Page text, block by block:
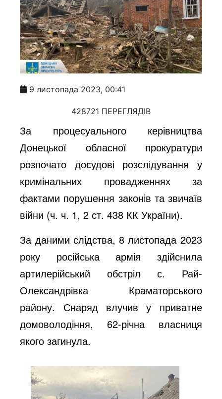
9 листопада 2023, 00:41
428721 ПЕРЕГЛЯДІВ
За процесуального керівництва
Донецької обласної прокуратури
розпочато досудові розслідування у
кримінальних провадженнях за
фактами порушення законів та звичаїв
війни (ч. ч. 1, 2 ст. 438 КК України).
За даними слідства, 8 листопада 2023
року російська армія здійснила
артилерійський обстріл с. Рай-
Олександрівка Краматорського
району. Снаряд влучив у приватне
домоволодіння, 62-річна власниця
якого загинула.